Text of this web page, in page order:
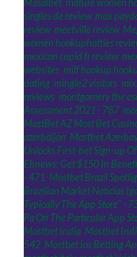
Masalbet, mature women
singles de review, max
review, meetville review,
women hookuphotties
mexican cupid fr review,
websites, milf hookup
dating, mingle2 visitors,
reviews, montgomery the
Assessment 2021 - 787,
MostBet AZ Most Bet
azerbaijan, Mostbet
Unlocks First-bet Sign-up
Ebnews: Get $150 In
- 471, Mostbet Brazil
Brazilian Market Noticias
Typically The App Store" -
Pa On The Particular App
Mostbet India, Mostbet
542, Mostbet Ios Betting